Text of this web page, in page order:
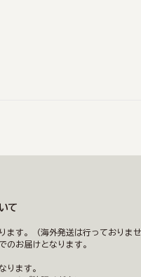
て
ます。（海外発送は行っておりませ
のお届けとなります。
ります。